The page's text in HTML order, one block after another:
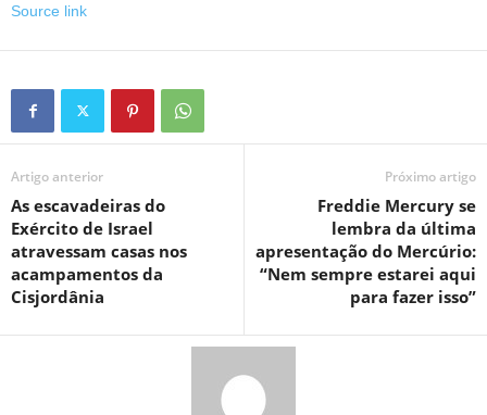
Source link
Artigo anterior
As escavadeiras do
Exército de Israel
atravessam casas nos
acampamentos da
Cisjordânia
Próximo artigo
Freddie Mercury se
lembra da última
apresentação do Mercúrio:
“Nem sempre estarei aqui
para fazer isso”